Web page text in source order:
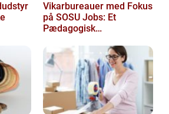
Vikarbureauer med Fokus
på SOSU Jobs: Et
Pædagogisk